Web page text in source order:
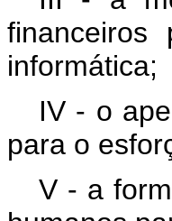
financeiros
informática;
IV - o
para o
V - a